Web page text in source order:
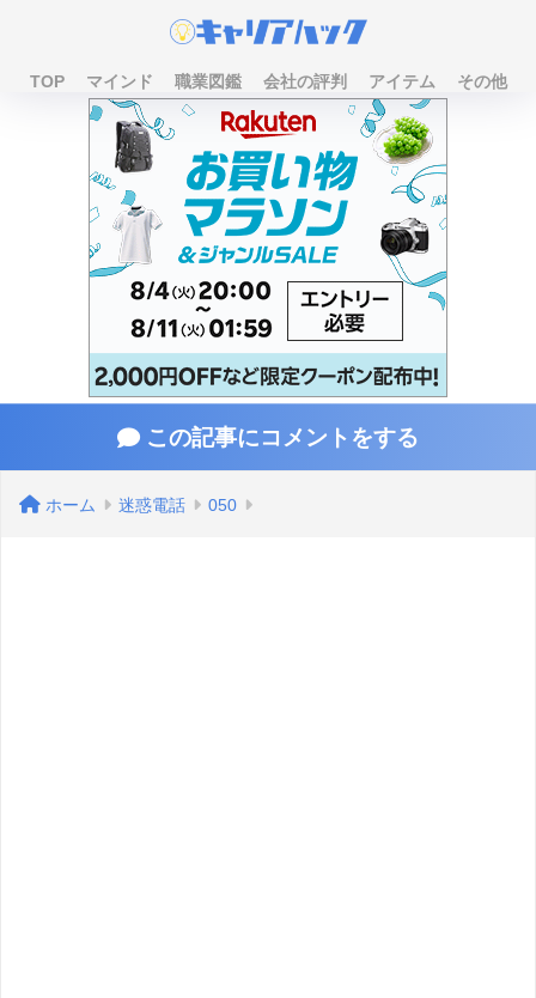
TOP マインド 職業図鑑 会社の評判 アイテム その他
この記事にコメントをする
ホーム 迷惑電話 050